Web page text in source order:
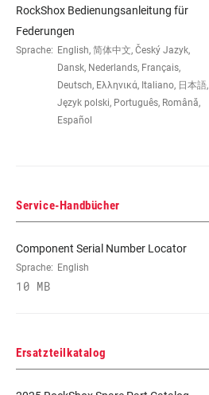
EYE TO EYE /
STROKE
200x57
DÄMPFERTYP n/a
DRUCKSTUFEN-
ABSTIMMUNG
AUSSCHALT-
KRAFT
RockShox Bedienungsanleitung für
Federungen
Sprache: English, 简体中文, Český Jazyk,
Dansk, Nederlands, Français,
Deutsch, Ελληνικά, Italiano, 日本語,
Język polski, Português, Română,
Español
Service-Handbücher
Component Serial Number Locator
Sprache: English
10 MB
Ersatzteilkatalog